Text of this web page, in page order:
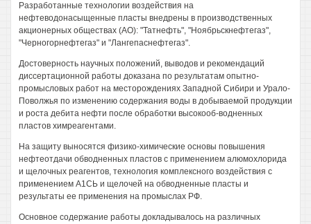
Разработанные технологии воздействия на
нефтеводонасыщенные пласты внедрены в производственных
акционерных обществах (АО): "Татнефть", "Ноябрьскнефтегаз",
"Черногорнефтегаз" и "Лангепаснефтегаз".
Достоверность научных положений, выводов и рекомендаций
диссертационной работы доказана по результатам опытно-
промысловых работ на месторождениях Западной Сибири и Урало-
Поволжья по изменению содержания воды в добываемой продукции
и роста дебита нефти после обработки высокооб-водненных
пластов химреагентами.
На защиту выносятся физико-химические основы повышения
нефтеотдачи обводненных пластов с применением алюмохлорида
и щелочных реагентов, технология комплексного воздействия с
применением А1СЬ и щелочей на обводненные пласты и
результаты ее применения на промыслах РФ.
Основное содержание работы докладывалось на различных